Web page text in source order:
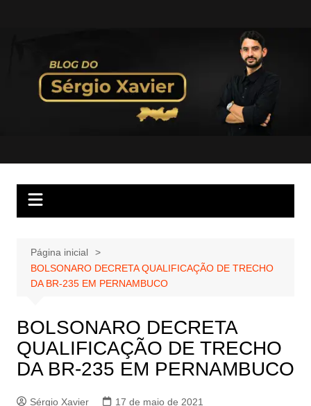
Página inicial
BOLSONARO DECRETA QUALIFICAÇÃO DE TRECHO
DA BR-235 EM PERNAMBUCO
BOLSONARO DECRETA
QUALIFICAÇÃO DE TRECHO
DA BR-235 EM PERNAMBUCO
Sérgio Xavier
17 de maio de 2021